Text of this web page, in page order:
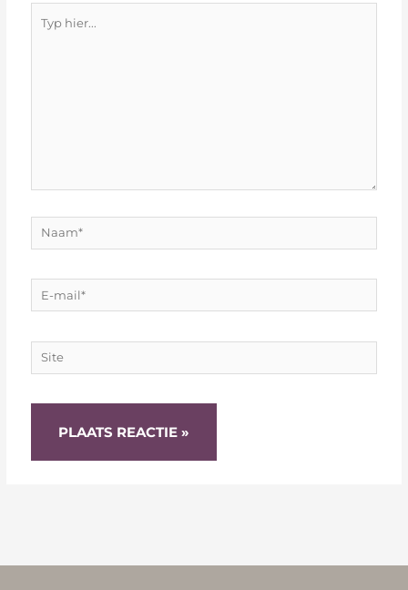
hier...
Naam*
E-
mail*
Site